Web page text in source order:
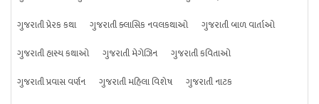
ગુજરાતી પ્રેરક કથા
ગુજરાતી ક્લાસિક નવલકથાઓ
ગુજરાતી બાળ વાર્તાઓ
ગુજરાતી હાસ્ય કથાઓ
ગુજરાતી મેગેઝિન
ગુજરાતી કવિતાઓ
ગુજરાતી પ્રવાસ વર્ણન
ગુજરાતી મહિલા વિશેષ
ગુજરાતી નાટક